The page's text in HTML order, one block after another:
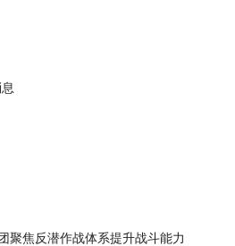
焦反潜作战体系提升战斗能力